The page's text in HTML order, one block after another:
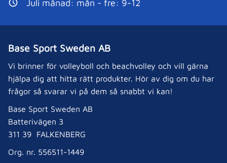
Juli månad: mån - fre: 9-12
Base Sport Sweden AB
Vi brinner för volleyboll och beachvolley och vill gärna
hjälpa dig att hitta rätt produkter. Hör av dig om du har
frågor så svarar vi på dem så snabbt vi kan!
Base Sport Sweden AB
Batterivägen 3
311 39 FALKENBERG
Org. nr. 556511-1449